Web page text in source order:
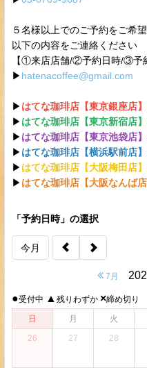
５名様以上でのご予約をご希
以下の内容をご連絡ください
【①来店店舗/②予約日時/③予
▶︎ hatenacoffee@gmail.com
▶︎ はてな珈琲店【東京銀座店
▶︎ はてな珈琲店【東京新宿店
▶︎ はてな珈琲店【東京池袋店
▶︎ はてな珈琲店【横浜駅前店
▶︎ はてな珈琲店【大阪梅田店
▶︎ はてな珈琲店【大阪なんば
「予約日時」の選択
今月
7月
●受付中 ▲ 残りわずか ×締め切り
日
月 火
26
27 28